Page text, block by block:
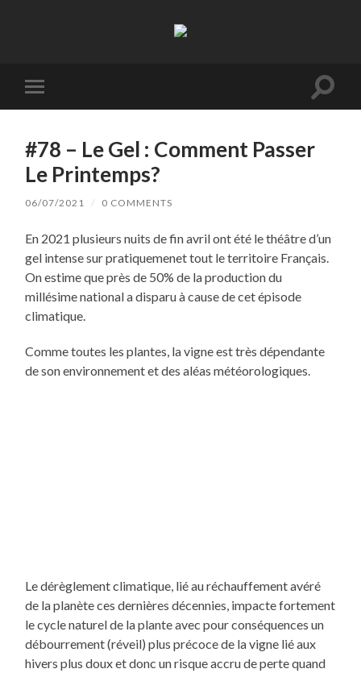
mobile
Toggle
#78 – Le Gel : Comment Passer
Le Printemps?
06/07/2021 / 0 COMMENTS
En 2021 plusieurs nuits de fin avril ont été le théâtre d’un
gel intense sur pratiquemenet tout le territoire Français.
On estime que près de 50% de la production du
millésime national a disparu à cause de cet épisode
climatique.
Comme toutes les plantes, la vigne est très dépendante
de son environnement et des aléas météorologiques.
Le dérèglement climatique, lié au réchauffement avéré
de la planète ces dernières décennies, impacte fortement
le cycle naturel de la plante avec pour conséquences un
débourrement (réveil) plus précoce de la vigne lié aux
hivers plus doux et donc un risque accru de perte quand